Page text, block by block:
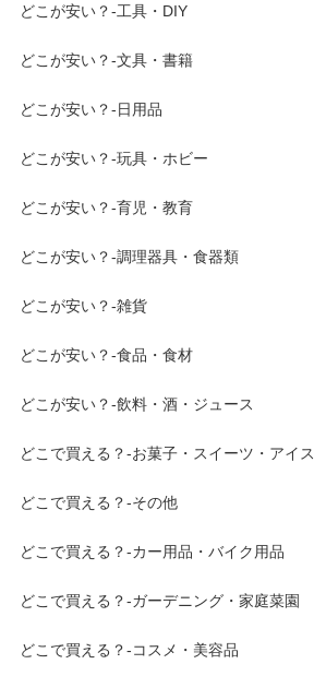
どこが安い？-工具・DIY
どこが安い？-文具・書籍
どこが安い？-日用品
どこが安い？-玩具・ホビー
どこが安い？-育児・教育
どこが安い？-調理器具・食器類
どこが安い？-雑貨
どこが安い？-食品・食材
どこが安い？-飲料・酒・ジュース
どこで買える？-お菓子・スイーツ・アイス
どこで買える？-その他
どこで買える？-カー用品・バイク用品
どこで買える？-ガーデニング・家庭菜園
どこで買える？-コスメ・美容品